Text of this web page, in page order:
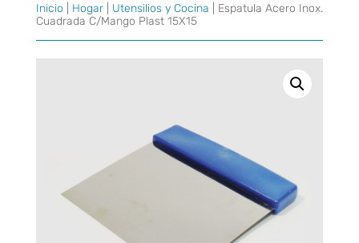
Inicio Hogar| Utensilios y Cocina | Espatula Acero Inox.
Cuadrada C/Mango Plast 15X15